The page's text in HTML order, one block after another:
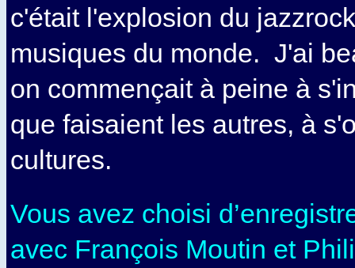
c'était l'explosion du
musiques du monde. J'ai
on commençait à peine à
que faisaient les autres, à
cultures.
Vous avez choisi
avec François Moutin et